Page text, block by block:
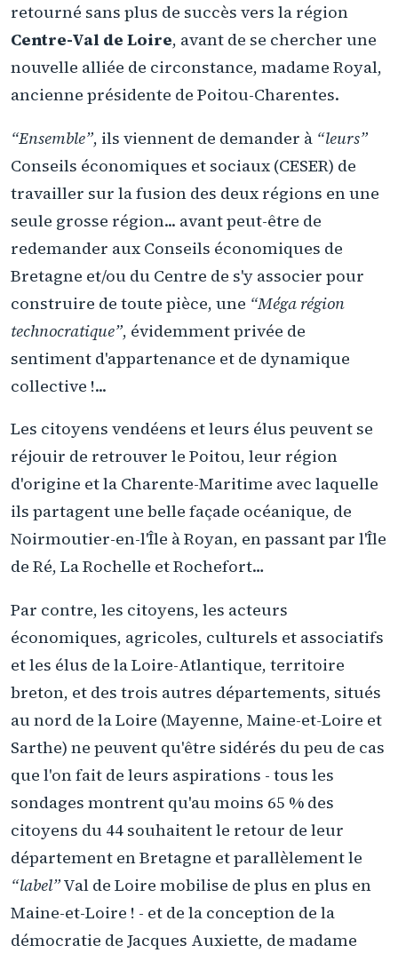
retourné sans plus de succès vers la région
Centre-Val de Loire, avant de se chercher une
nouvelle alliée de circonstance, madame Royal,
ancienne présidente de Poitou-Charentes.
“Ensemble”, ils viennent de demander à “leurs”
Conseils économiques et sociaux (CESER) de
travailler sur la fusion des deux régions en une
seule grosse région... avant peut-être de
redemander aux Conseils économiques de
Bretagne et/ou du Centre de s'y associer pour
construire de toute pièce, une “Méga région
technocratique”, évidemment privée de
sentiment d'appartenance et de dynamique
collective !...
Les citoyens vendéens et leurs élus peuvent se
réjouir de retrouver le Poitou, leur région
d'origine et la Charente-Maritime avec laquelle
ils partagent une belle façade océanique, de
Noirmoutier-en-l'Île à Royan, en passant par l'Île
de Ré, La Rochelle et Rochefort…
Par contre, les citoyens, les acteurs
économiques, agricoles, culturels et associatifs
et les élus de la Loire-Atlantique, territoire
breton, et des trois autres départements, situés
au nord de la Loire (Mayenne, Maine-et-Loire et
Sarthe) ne peuvent qu'être sidérés du peu de cas
que l'on fait de leurs aspirations - tous les
sondages montrent qu'au moins 65 % des
citoyens du 44 souhaitent le retour de leur
département en Bretagne et parallèlement le
“label”Val de Loire mobilise de plus en plus en
Maine-et-Loire ! - et de la conception de la
démocratie de Jacques Auxiette, de madame